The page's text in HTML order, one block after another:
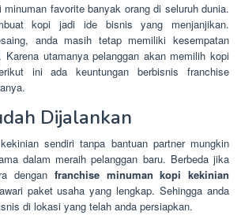
minuman favorite banyak orang di seluruh dunia.
kopi jadi ide bisnis yang menjanjikan.
anda masih tetap memiliki kesempatan
utamanya pelanggan akan memilih kopi
ini ada keuntungan berbisnis franchise
Dijalankan
sendiri tanpa bantuan partner mungkin
dalam meraih pelanggan baru. Berbeda jika
dengan franchise minuman kopi kekinian
paket usaha yang lengkap. Sehingga anda
di lokasi yang telah anda persiapkan.